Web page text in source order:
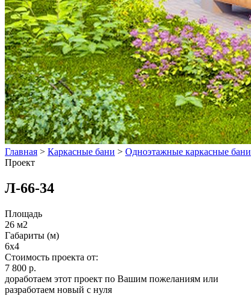
Главная > Каркасные бани > Одноэтажные каркасные бани
Проект
Л-66-34
Площадь
26 м2
Габариты (м)
6x4
Стоимость проекта от:
7 800 р.
доработаем этот проект по Вашим пожеланиям или
разработаем новый с нуля